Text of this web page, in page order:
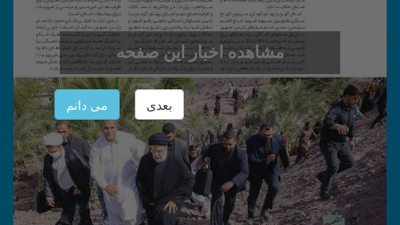
مشاهده اخبار این صفحه
بعدی می دانم